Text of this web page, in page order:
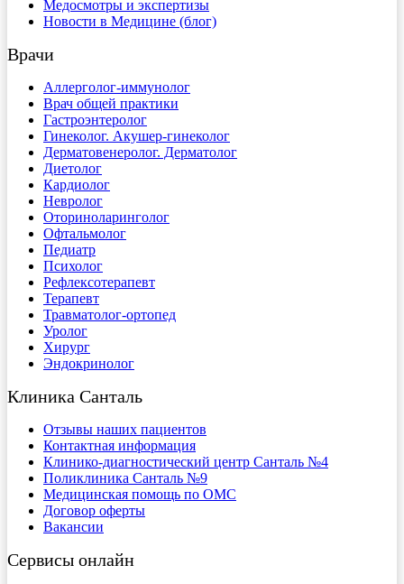
Медосмотры и экспертизы
Новости в Медицине (блог)
Врачи
Аллерголог-иммунолог
Врач общей практики
Гастроэнтеролог
Гинеколог. Акушер-гинеколог
Дерматовенеролог. Дерматолог
Диетолог
Кардиолог
Невролог
Оториноларинголог
Офтальмолог
Педиатр
Психолог
Рефлексотерапевт
Терапевт
Травматолог-ортопед
Уролог
Хирург
Эндокринолог
Клиника Санталь
Отзывы наших пациентов
Контактная информация
Клинико-диагностический центр Санталь №4
Поликлиника Санталь №9
Медицинская помощь по ОМС
Договор оферты
Вакансии
Сервисы онлайн